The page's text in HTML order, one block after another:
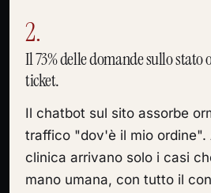
2.
Il 73% delle domande sullo stato
ticket.
Il chatbot sul sito assorbe
traffico "dov'è il mio ordine".
clinica arrivano solo i casi
mano umana, con tutto il